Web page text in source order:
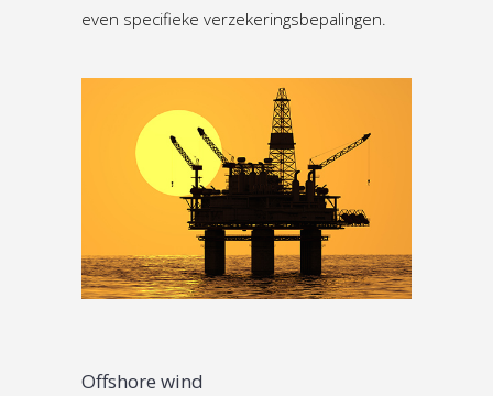
even specifieke verzekeringsbepalingen.
Offshore wind